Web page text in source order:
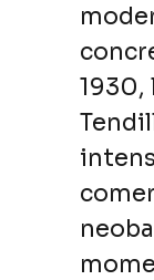
1930,